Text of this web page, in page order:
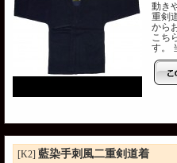
動き
重剣
から
こち
す。
[K2] 藍染手刺風二重剣道着